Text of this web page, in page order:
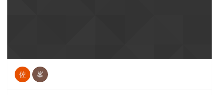
佐 峯